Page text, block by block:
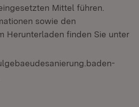
Mittel führen.
sowie den
Herunterladen finden Sie unter